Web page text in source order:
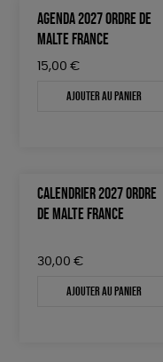
AGENDA 2027 ORDRE DE
MALTE FRANCE
15,00 €
Ajouter au panier
CALENDRIER 2027 ORDRE
DE MALTE FRANCE
30,00 €
Ajouter au panier